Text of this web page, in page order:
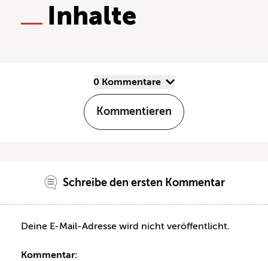
Inhalte
0 Kommentare
Kommentieren
Schreibe den ersten Kommentar
Deine E-Mail-Adresse wird nicht veröffentlicht.
Kommentar: